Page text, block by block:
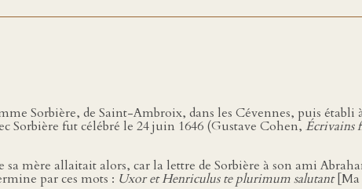
Sorbière, de Saint-Ambroix, dans les Cévennes, puis établi
Sorbière fut célébré le 24 juin 1646 (Gustave Cohen, Écrivains
mère allaitait alors, car la lettre de Sorbière à son ami
par ces mots : Uxor et Henriculus te plurimum salutant[Ma